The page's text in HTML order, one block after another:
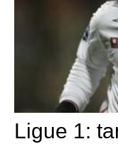
Ligue 1: